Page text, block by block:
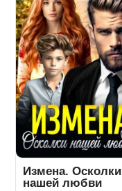
Измена. Осколки
нашей любви